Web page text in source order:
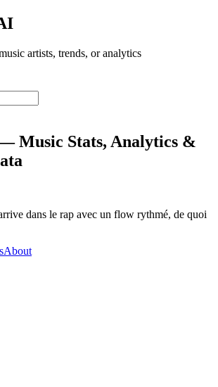
artists, trends, or analytics
Music Stats, Analytics &
dans le rap avec un flow rythmé, de quoi
About